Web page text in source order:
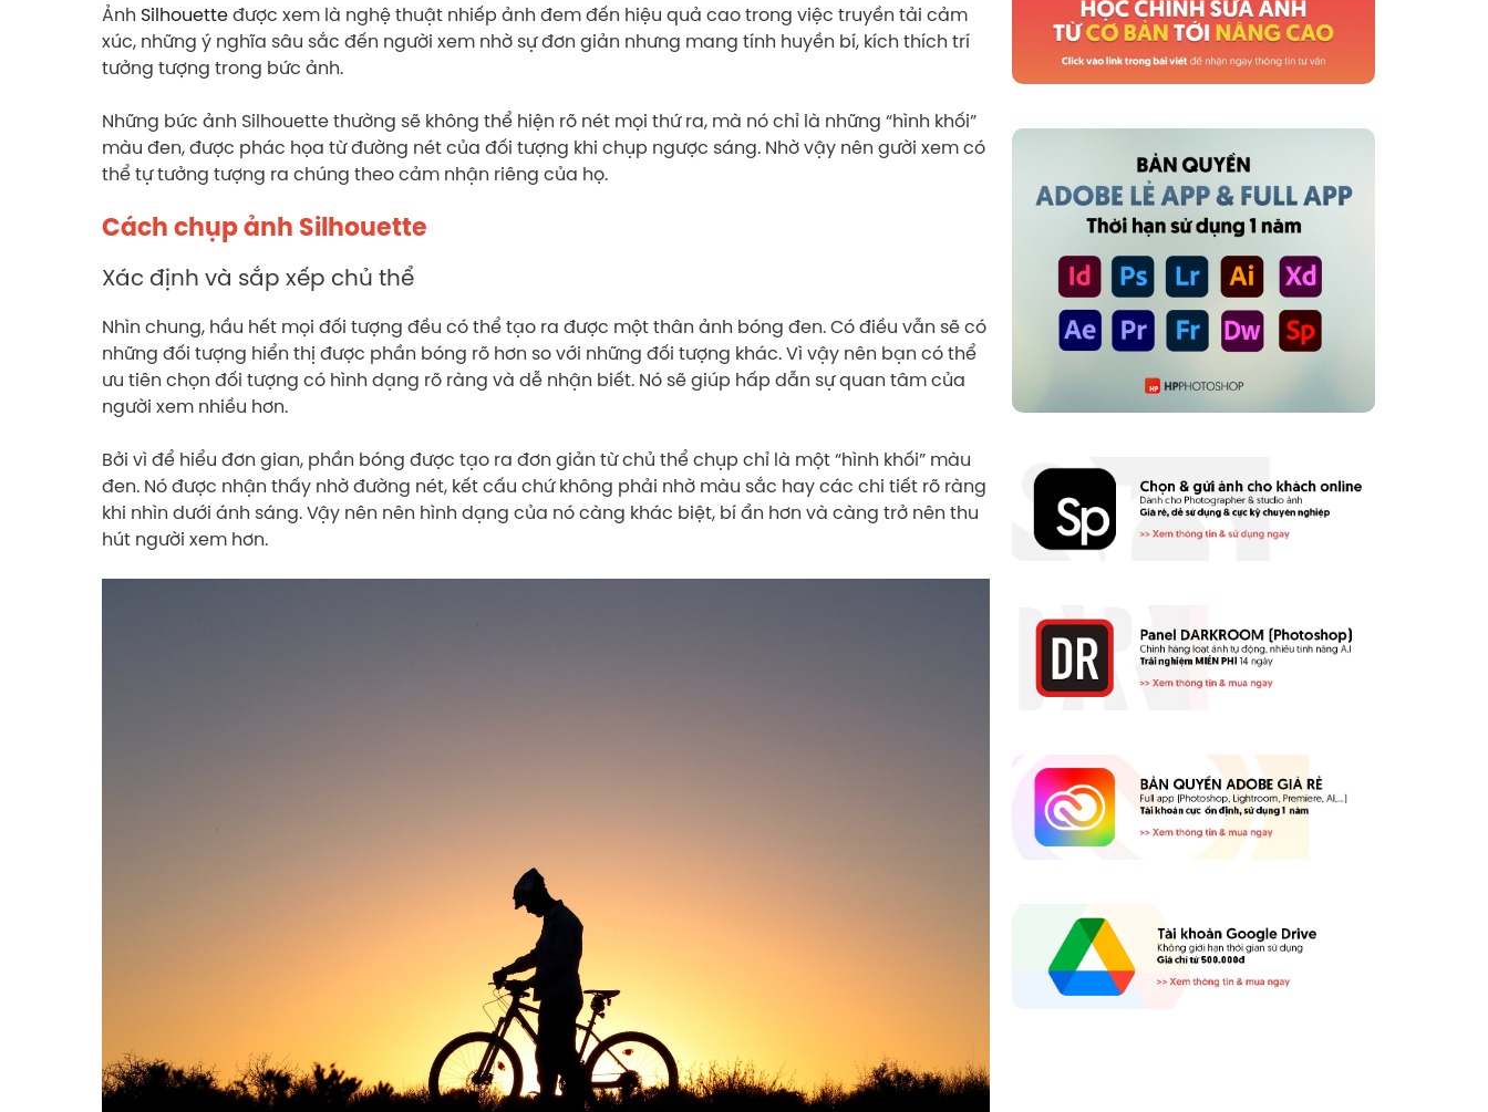
Ảnh Silhouetteđược xem là nghệ thuật nhiếp ảnh đem đến hiệu quả cao trong việc truyền tải cảm
xúc, những ý nghĩa sâu sắc đến người xem nhờ sự đơn giản nhưng mang tính huyền bí, kích thích trí
tưởng tượng trong bức ảnh.
Những bức ảnh Silhouette thường sẽ không thể hiện rõ nét mọi thứ ra, mà nó chỉ là những “hình khối”
màu đen, được phác họa từ đường nét của đối tượng khi chụp ngược sáng. Nhờ vậy nên gười xem có
thể tự tưởng tượng ra chúng theo cảm nhận riêng của họ.
Cách chụp ảnh Silhouette
Xác định và sắp xếp chủ thể
Nhìn chung, hầu hết mọi đối tượng đều có thể tạo ra được một thân ảnh bóng đen. Có điều vẫn sẽ có
những đối tượng hiển thị được phần bóng rõ hơn so với những đối tượng khác. Vì vậy nên bạn có thể
ưu tiên chọn đối tượng có hình dạng rõ ràng và dễ nhận biết. Nó sẽ giúp hấp dẫn sự quan tâm của
người xem nhiều hơn.
Bởi vì để hiểu đơn gian, phần bóng được tạo ra đơn giản từ chủ thể chụp chỉ là một “hình khối” màu
đen. Nó được nhận thấy nhờ đường nét, kết cấu chứ không phải nhờ màu sắc hay các chi tiết rõ ràng
khi nhìn dưới ánh sáng. Vậy nên nên hình dạng của nó càng khác biệt, bí ẩn hơn và càng trở nên thu
hút người xem hơn.